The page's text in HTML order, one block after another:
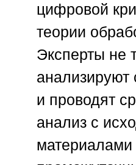
цифровой
теории
Эксперты не
и проводят
анализ с